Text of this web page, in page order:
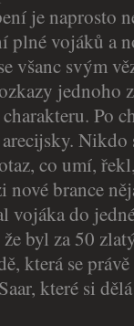
je naprosto
plné vojáků a
všanc svým
jednoho
Po
co umí,
nové brance
vojáka do
byl za 50
která se
které si